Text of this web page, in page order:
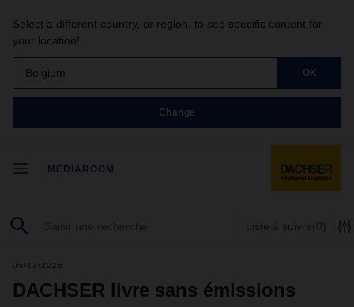
Select a different country, or region, to see specific content for
your location!
Belgium OK
Change
MEDIAROOM
Liste à suivre(0)
05/13/2026
DACHSER livre sans émissions